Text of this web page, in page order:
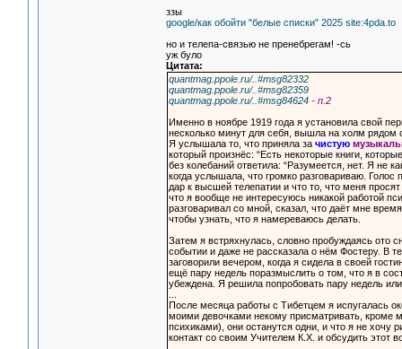
ззы
google/как обойти "белые списки" 2025 site:4pda.to
но и телепа-связью не пренебрегам! -сь
уж було
Цитата:
quantmag.ppole.ru/..#msg82332
quantmag.ppole.ru/..#msg82359
quantmag.ppole.ru/..#msg84624 - п.2
Именно в ноябре 1919 года я установила свой
несколько минут для себя, вышла на холм рядом
Я услышала то, что приняла за чистую
который произнёс: “Есть некоторые книги,
без колебаний ответила: “Разумеется, нет. Я не
когда услышала, что громко разговариваю.
дар к высшей телепатии и что то, что меня
что я вообще не интересуюсь никакой работой
разговаривал со мной, сказал, что даёт мне
чтобы узнать, что я намереваюсь делать.
Затем я встряхнулась, словно пробуждаясь ото
событии и даже не рассказала о нём Фостеру. В
заговорили вечером, когда я сидела в своей
ещё пару недель поразмыслить о том, что я в
убеждена. Я решила попробовать пару недель
После месяца работы с Тибетцем я испугалась
моими девочками некому присматривать, кроме
психиками), они останутся одни, и что я не хочу
контакт со своим Учителем К.Х. и обсудить этот